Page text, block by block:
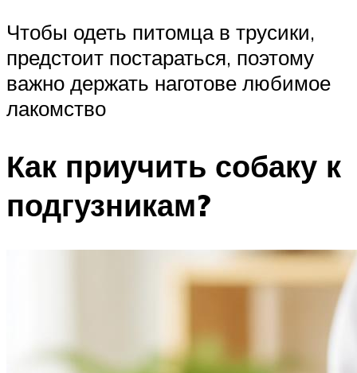
Чтобы одеть питомца в трусики,
предстоит постараться, поэтому
важно держать наготове любимое
лакомство
Как приучить собаку к
подгузникам?